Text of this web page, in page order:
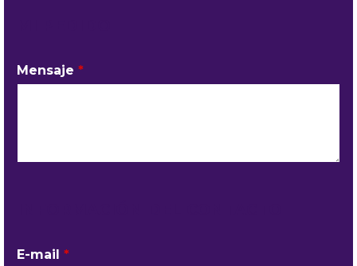
Mensaje *
E-mail *